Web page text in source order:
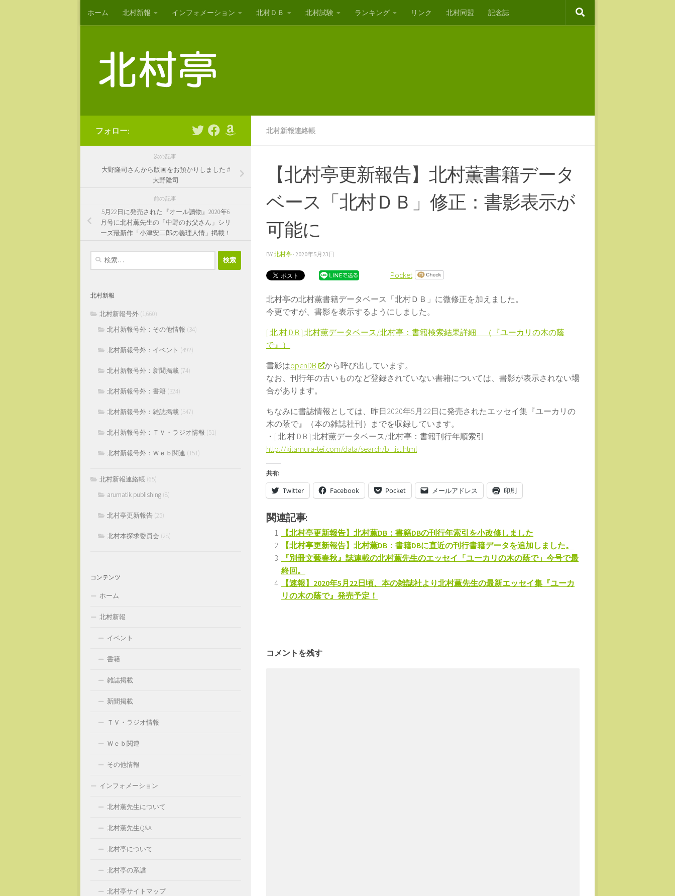
コンテンツへスキップ
ホーム 北村新報 インフォメーション 北村ＤＢ 北村試験 ランキング リンク 北村同盟 記念誌
北村新報連絡帳
【北村亭更新報告】北村薫書籍データ
ベース「北村ＤＢ」修正：書影表示が
可能に
BY北村亭 · 2020年5月23日
Pocket
北村亭の北村薫書籍データベース「北村ＤＢ」に微修正を加えました。
今更ですが、書影を表示するようにしました。
[ 北 村 D B ] 北村薫データベース/北村亭：書籍検索結果詳細 （『ユーカリの木の蔭
で』）
書影はopenDB
から呼び出しています。
なお、刊行年の古いものなど登録されていない書籍については、書影が表示されない場
合があります。
ちなみに書誌情報としては、昨日2020年5月22日に発売されたエッセイ集『ユーカリの
木の蔭で』（本の雑誌社刊）までを収録しています。
・[ 北 村 D B ] 北村薫データベース/北村亭：書籍刊行年順索引
http://kitamura-tei.com/data/search/b_list.html
共有:
Twitter Facebook Pocket メールアドレス 印刷
関連記事:
【北村亭更新報告】北村薫DB：書籍DBの刊行年索引を小改修しました
【北村亭更新報告】北村薫DB：書籍DBに直近の刊行書籍データを追加しました。
『別冊文藝春秋』誌連載の北村薫先生のエッセイ「ユーカリの木の蔭で」今号で最
終回。
【速報】2020年5月22日頃、本の雑誌社より北村薫先生の最新エッセイ集『ユーカ
リの木の蔭で』発売予定！
コメントを残す
フォロー:
次の記事
大野隆司さんから版画をお預かりしました #
大野隆司
前の記事
5月22日に発売された『オール讀物』2020年6
月号に北村薫先生の「中野のお父さん」シリ
ーズ最新作「小津安二郎の義理人情」掲載！
検
北村新報
北村新報号外 (1,660)
北村新報号外：その他情報 (34)
北村新報号外：イベント (492)
北村新報号外：新聞掲載 (74)
北村新報号外：書籍 (324)
北村新報号外：雑誌掲載 (547)
北村新報号外：ＴＶ・ラジオ情報 (51)
北村新報号外：Ｗｅｂ関連 (151)
北村新報連絡帳 (65)
arumatik publishing (8)
北村亭更新報告 (25)
北村本探求委員会 (28)
コンテンツ
ホーム
北村新報
イベント
書籍
雑誌掲載
新聞掲載
ＴＶ・ラジオ情報
Ｗｅｂ関連
その他情報
インフォメーション
北村薫先生について
北村薫先生Q&A
北村亭について
北村亭の系譜
北村亭サイトマップ